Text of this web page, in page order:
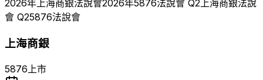
2026年上海商銀法說會2026年5876法說會 Q2上海商銀法說
會 Q25876法說會
上海商銀
5876 上市